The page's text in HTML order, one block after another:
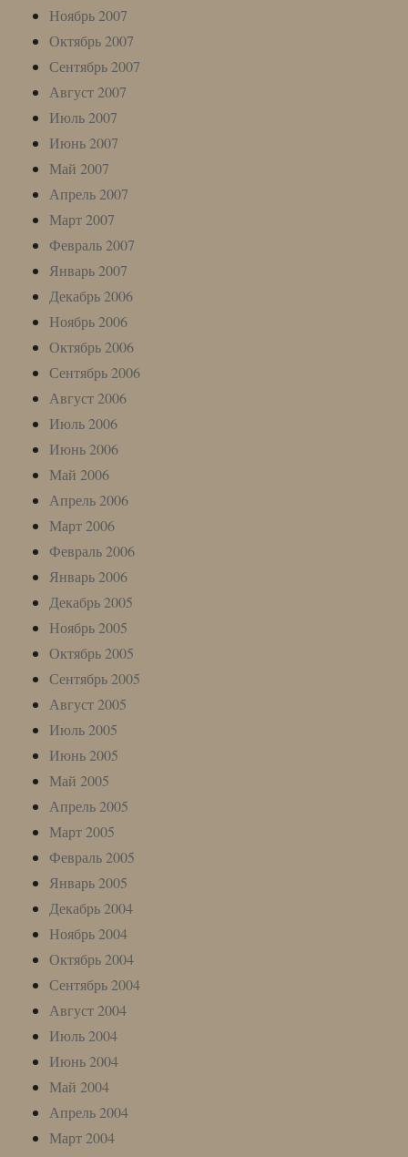
Ноябрь 2007
Октябрь 2007
Сентябрь 2007
Август 2007
Июль 2007
Июнь 2007
Май 2007
Апрель 2007
Март 2007
Февраль 2007
Январь 2007
Декабрь 2006
Ноябрь 2006
Октябрь 2006
Сентябрь 2006
Август 2006
Июль 2006
Июнь 2006
Май 2006
Апрель 2006
Март 2006
Февраль 2006
Январь 2006
Декабрь 2005
Ноябрь 2005
Октябрь 2005
Сентябрь 2005
Август 2005
Июль 2005
Июнь 2005
Май 2005
Апрель 2005
Март 2005
Февраль 2005
Январь 2005
Декабрь 2004
Ноябрь 2004
Октябрь 2004
Сентябрь 2004
Август 2004
Июль 2004
Июнь 2004
Май 2004
Апрель 2004
Март 2004